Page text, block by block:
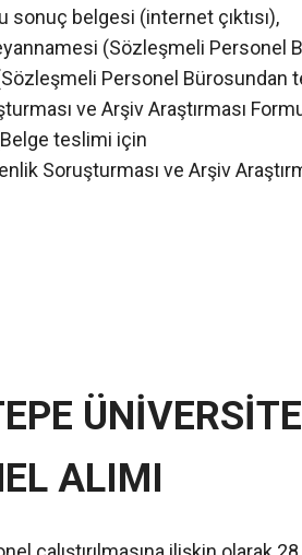
sonuç belgesi (internet çıktısı),
(Sözleşmeli Personel
Personel Bürosundan
ve Arşiv Araştırması
teslimi için
Soruşturması ve Arşiv
ALIMI